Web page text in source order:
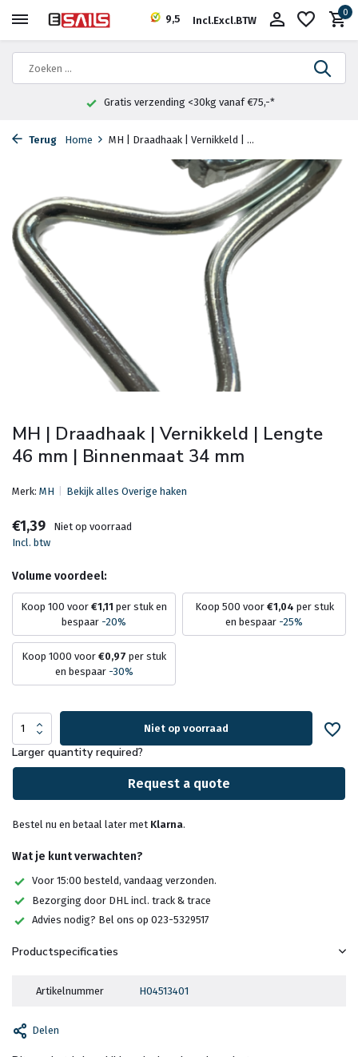
9,5 Incl.Excl.BTW
0
Gratis verzending <30kg vanaf €75,-*
Terug Home MH | Draadhaak | Vernikkeld | ...
MH | Draadhaak | Vernikkeld | Lengte
46 mm | Binnenmaat 34 mm
Merk: MH Bekijk alles Overige haken
€1,39
Niet op voorraad
Incl. btw
Volume voordeel:
Koop 100 voor €1,11 per stuk en
bespaar -20%
Koop 500 voor €1,04 per stuk
en bespaar -25%
Koop 1000 voor €0,97 per stuk
en bespaar -30%
Niet op voorraad
Larger quantity required?
Request a quote
Bestel nu en betaal later met Klarna.
Wat je kunt verwachten?
Voor 15:00 besteld, vandaag verzonden.
Bezorging door DHL incl. track & trace
Advies nodig? Bel ons op 023-5329517
Productspecificaties
Artikelnummer H04513401
Delen